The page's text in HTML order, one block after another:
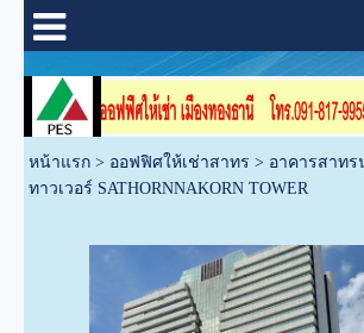
หน้าแรก > ออฟฟิศให้เช่าสาทร > อาคารสาทร
ทาวเวอร์ SATHORNNAKORN TOWER